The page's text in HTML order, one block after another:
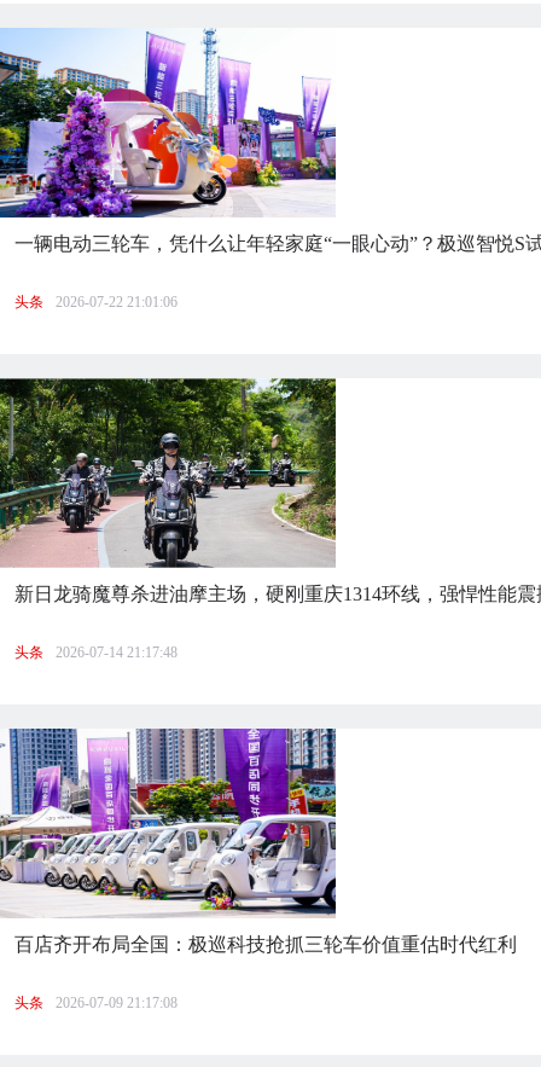
一辆电动三轮车，凭什么让年轻家庭“一眼心动”？极巡智悦S
头条 2026-07-22 21:01:06
新日龙骑魔尊杀进油摩主场，硬刚重庆1314环线，强悍性能
头条 2026-07-14 21:17:48
百店齐开布局全国：极巡科技抢抓三轮车价值重估时代红利
头条 2026-07-09 21:17:08